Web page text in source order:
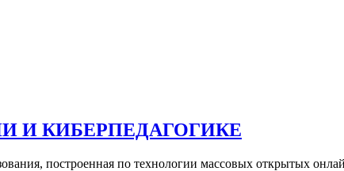
И КИБЕРПЕДАГОГИКЕ
построенная по технологии массовых открытых